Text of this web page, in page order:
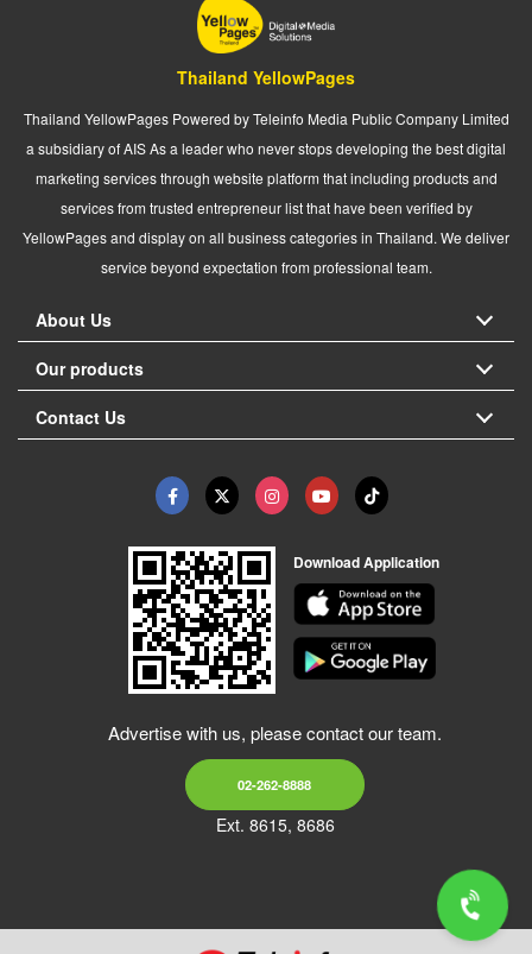
Thailand YellowPages
Thailand YellowPages Powered by Teleinfo Media Public Company Limited
a subsidiary of AIS As a leader who never stops developing the best digital
marketing services through website platform that including products and
services from trusted entrepreneur list that have been verified by
YellowPages and display on all business categories in Thailand. We deliver
service beyond expectation from professional team.
About Us
Our products
Contact Us
Download Application
Advertise with us, please contact our team.
02-262-8888
Ext. 8615, 8686